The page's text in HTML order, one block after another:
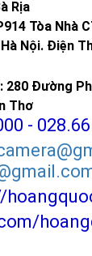
Rịa
Tòa Nhà
Nội. Điện
280 Đường
Thơ
-